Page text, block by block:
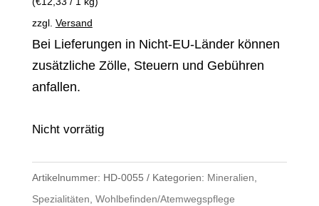
zzgl. Versand
Bei Lieferungen in Nicht-EU-Länder können
zusätzliche Zölle, Steuern und Gebühren
anfallen.
Nicht vorrätig
Artikelnummer: HD-0055 Kategorien: Mineralien,
Spezialitäten, Wohlbefinden/Atemwegspflege